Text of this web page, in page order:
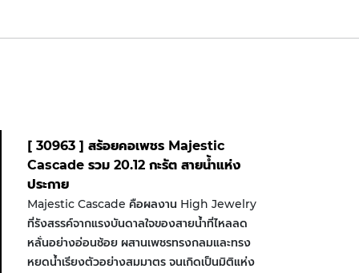
[ 30963 ] สร้อยคอเพชร Majestic
Cascade รวม 20.12 กะรัต สายน้ำแห่ง
ประกาย
Majestic Cascade คือผลงาน High Jewelry
ที่รังสรรค์จากแรงบันดาลใจของสายน้ำที่ไหลลด
หลั่นอย่างอ่อนช้อย ผสานเพชรทรงกลมและทรง
หยดน้ำเรียงตัวอย่างสมมาตร จนเกิดเป็นมิติแห่ง